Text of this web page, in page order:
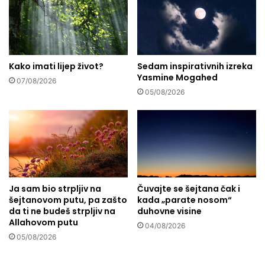
t
i
n
i
e
d
v
r
i
š
:
K
o
j
e
b
i
l
j
k
e
Kako imati lijep život?
07/08/2026
Sedam inspirativnih izreka
Yasmine Mogahed
05/08/2026
Ja sam bio strpljiv na
šejtanovom putu, pa zašto
da ti ne budeš strpljiv na
Allahovom putu
05/08/2026
Čuvajte se šejtana čak i
kada „parate nosom“
duhovne visine
04/08/2026